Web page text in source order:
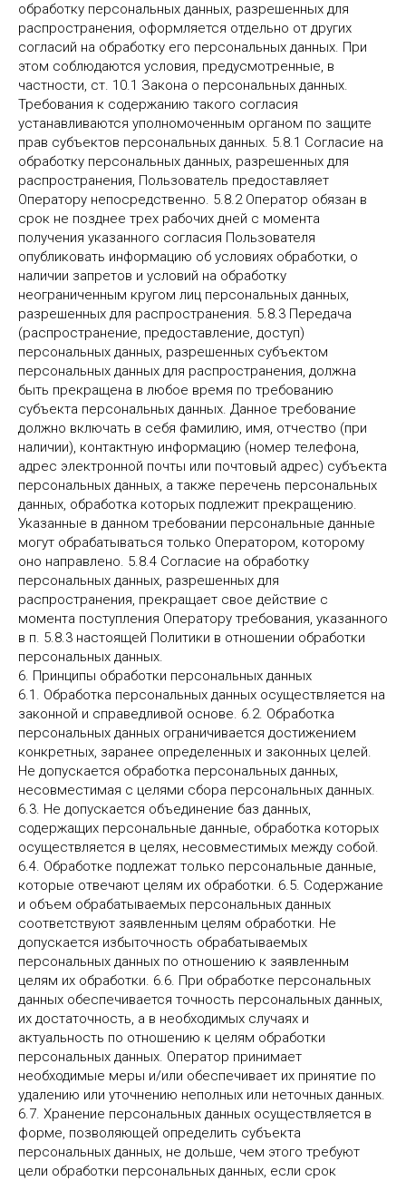
обработку персональных данных, разрешенных для
распространения, оформляется отдельно от других
согласий на обработку его персональных данных. При
этом соблюдаются условия, предусмотренные, в
частности, ст. 10.1 Закона о персональных данных.
Требования к содержанию такого согласия
устанавливаются уполномоченным органом по защите
прав субъектов персональных данных. 5.8.1 Согласие на
обработку персональных данных, разрешенных для
распространения, Пользователь предоставляет
Оператору непосредственно. 5.8.2 Оператор обязан в
срок не позднее трех рабочих дней с момента
получения указанного согласия Пользователя
опубликовать информацию об условиях обработки, о
наличии запретов и условий на обработку
неограниченным кругом лиц персональных данных,
разрешенных для распространения. 5.8.3 Передача
(распространение, предоставление, доступ)
персональных данных, разрешенных субъектом
персональных данных для распространения, должна
быть прекращена в любое время по требованию
субъекта персональных данных. Данное требование
должно включать в себя фамилию, имя, отчество (при
наличии), контактную информацию (номер телефона,
адрес электронной почты или почтовый адрес) субъекта
персональных данных, а также перечень персональных
данных, обработка которых подлежит прекращению.
Указанные в данном требовании персональные данные
могут обрабатываться только Оператором, которому
оно направлено. 5.8.4 Согласие на обработку
персональных данных, разрешенных для
распространения, прекращает свое действие с
момента поступления Оператору требования, указанного
в п. 5.8.3 настоящей Политики в отношении обработки
персональных данных.
6. Принципы обработки персональных данных
6.1. Обработка персональных данных осуществляется на
законной и справедливой основе. 6.2. Обработка
персональных данных ограничивается достижением
конкретных, заранее определенных и законных целей.
Не допускается обработка персональных данных,
несовместимая с целями сбора персональных данных.
6.3. Не допускается объединение баз данных,
содержащих персональные данные, обработка которых
осуществляется в целях, несовместимых между собой.
6.4. Обработке подлежат только персональные данные,
которые отвечают целям их обработки. 6.5. Содержание
и объем обрабатываемых персональных данных
соответствуют заявленным целям обработки. Не
допускается избыточность обрабатываемых
персональных данных по отношению к заявленным
целям их обработки. 6.6. При обработке персональных
данных обеспечивается точность персональных данных,
их достаточность, а в необходимых случаях и
актуальность по отношению к целям обработки
персональных данных. Оператор принимает
необходимые меры и/или обеспечивает их принятие по
удалению или уточнению неполных или неточных данных.
6.7. Хранение персональных данных осуществляется в
форме, позволяющей определить субъекта
персональных данных, не дольше, чем этого требуют
цели обработки персональных данных, если срок